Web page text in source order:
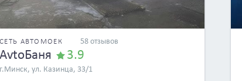
СЕТЬ АВТОМОЕК 58 отзывов
AvtoБаня 3.9
г.Минск, ул. Казинца, 33/1